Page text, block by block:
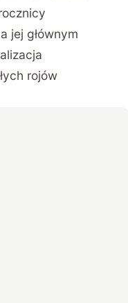
jej głównym
rojów